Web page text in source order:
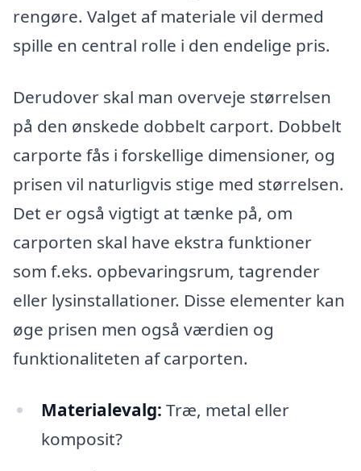
rengøre. Valget af materiale vil dermed
spille en central rolle i den endelige pris.
Derudover skal man overveje størrelsen
på den ønskede dobbelt carport. Dobbelt
carporte fås i forskellige dimensioner, og
prisen vil naturligvis stige med størrelsen.
Det er også vigtigt at tænke på, om
carporten skal have ekstra funktioner
som f.eks. opbevaringsrum, tagrender
eller lysinstallationer. Disse elementer kan
øge prisen men også værdien og
funktionaliteten af carporten.
Materialevalg: Træ, metal eller
komposit?